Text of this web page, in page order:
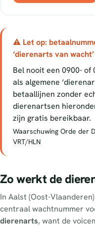
⚠ Let op:
‘dierenarts van wacht’
Bel nooit een 0900-
als algemene
betaallijnen zonder
dierenartsen
zijn gratis bereikbaar.
Waarschuwing Orde der
VRT/HLN
Zo werkt de
In Aalst (Oost-
centraal wachtnummer
dierenarts, want de